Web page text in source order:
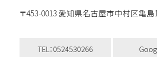
〒453-0013 愛知県名古屋市中村区亀
TEL：0524530266